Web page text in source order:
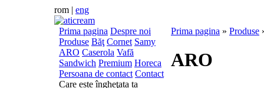
rom | eng
Prima pagina Despre noi
Produse Băţ Cornet Samy
ARO Caserola Vafă
Sandwich Premium Horeca
Persoana de contact Contact
Care este îngheţata ta
Prima pagina » Produse
ARO